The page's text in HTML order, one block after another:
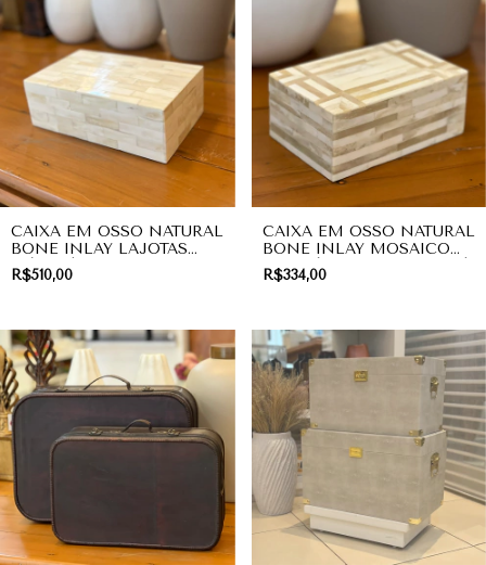
CAIXA EM OSSO NATURAL
BONE INLAY LAJOTAS
MÉDIA | DECORAÇÃO
R$510,00
CAIXA EM OSSO NATURAL
BONE INLAY MOSAICO
GEOMÉTRICO PEQUENA |
DECORAÇÃO
R$334,00